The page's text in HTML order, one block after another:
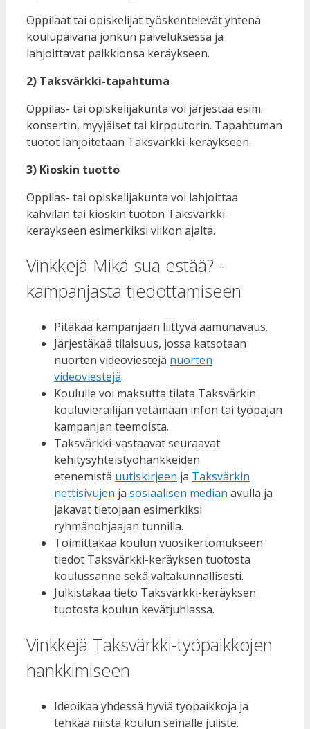
Oppilaat tai opiskelijat työskentelevät yhtenä
koulupäivänä jonkun palveluksessa ja
lahjoittavat palkkionsa keräykseen.
2) Taksvärkki-tapahtuma
Oppilas- tai opiskelijakunta voi järjestää esim.
konsertin, myyjäiset tai kirpputorin. Tapahtuman
tuotot lahjoitetaan Taksvärkki-keräykseen.
3) Kioskin tuotto
Oppilas- tai opiskelijakunta voi lahjoittaa
kahvilan tai kioskin tuoton Taksvärkki-
keräykseen esimerkiksi viikon ajalta.
Vinkkejä Mikä sua estää? -
kampanjasta tiedottamiseen
Pitäkää kampanjaan liittyvä aamunavaus.
Järjestäkää tilaisuus, jossa katsotaan
nuorten videoviestejä nuorten
videoviestejä.
Koululle voi maksutta tilata Taksvärkin
kouluvierailijan vetämään infon tai työpajan
kampanjan teemoista.
Taksvärkki-vastaavat seuraavat
kehitysyhteistyöhankkeiden
etenemistä uutiskirjeen ja Taksvärkin
nettisivujen ja sosiaalisen median avulla ja
jakavat tietojaan esimerkiksi
ryhmänohjaajan tunnilla.
Toimittakaa koulun vuosikertomukseen
tiedot Taksvärkki-keräyksen tuotosta
koulussanne sekä valtakunnallisesti.
Julkistakaa tieto Taksvärkki-keräyksen
tuotosta koulun kevätjuhlassa.
Vinkkejä Taksvärkki-työpaikkojen
hankkimiseen
Ideoikaa yhdessä hyviä työpaikkoja ja
tehkää niistä koulun seinälle juliste.